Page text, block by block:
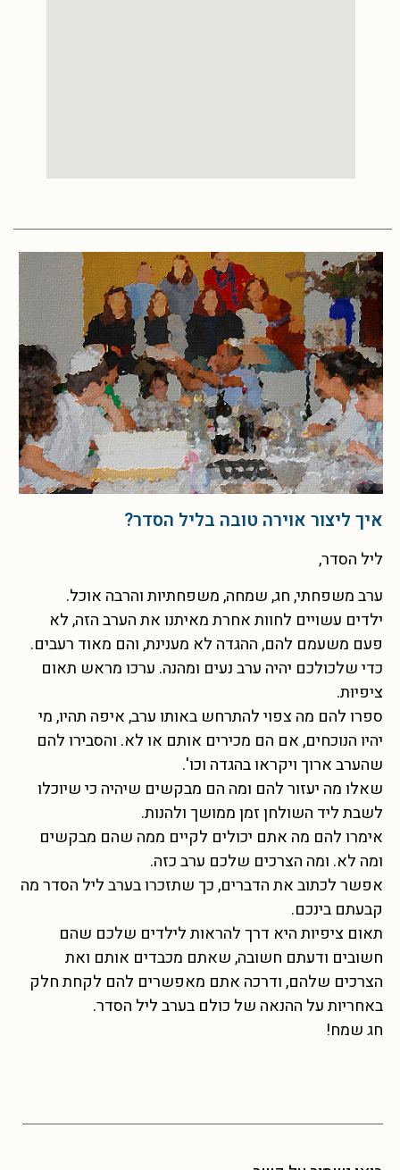
איך ליצור אוירה טובה בליל הסדר?
ליל הסדר,
ערב משפחתי, חג, שמחה, משפחתיות והרבה אוכל.
ילדים עשויים לחוות אחרת מאיתנו את הערב הזה, לא
פעם משעמם להם, ההגדה לא מענינת, והם מאוד רעבים.
כדי שלכולכם יהיה ערב נעים ומהנה. ערכו מראש תאום
ציפיות.
ספרו להם מה צפוי להתרחש באותו ערב, איפה תהיו, מי
יהיו הנוכחים, אם הם מכירים אותם או לא. והסבירו להם
שהערב ארוך ויקראו בהגדה וכו'.
שאלו מה יעזור להם ומה הם מבקשים שיהיה כי שיוכלו
לשבת ליד השולחן זמן ממושך ולהנות.
אימרו להם מה אתם יכולים לקיים ממה שהם מבקשים
ומה לא. ומה הצרכים שלכם ערב כזה.
אפשר לכתוב את הדברים, כך שתזכרו בערב ליל הסדר מה
קבעתם בינכם.
תאום ציפיות היא דרך להראות לילדים שלכם שהם
חשובים ודעתם חשובה, שאתם מכבדים אותם ואת
הצרכים שלהם, ודרכה אתם מאפשרים להם לקחת חלק
באחריות על ההנאה של כולם בערב ליל הסדר.
חג שמח!